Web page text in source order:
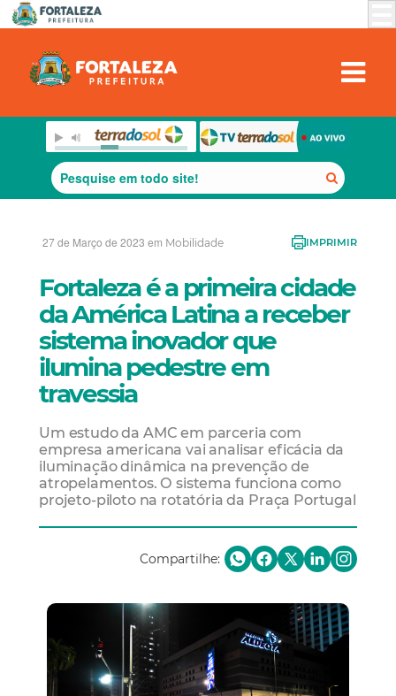
27 de Março de 2023 em Mobilidade IMPRIMIR
Fortaleza é a primeira cidade
da América Latina a receber
sistema inovador que
ilumina pedestre em
travessia
Um estudo da AMC em parceria com
empresa americana vai analisar eficácia da
iluminação dinâmica na prevenção de
atropelamentos. O sistema funciona como
projeto-piloto na rotatória da Praça Portugal
Compartilhe: